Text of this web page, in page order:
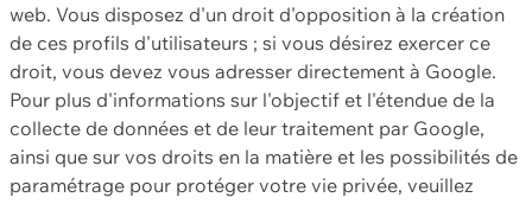
web. Vous disposez d'un droit d'opposition à la création
de ces profils d'utilisateurs ; si vous désirez exercer ce
droit, vous devez vous adresser directement à Google.
Pour plus d'informations sur l'objectif et l'étendue de la
collecte de données et de leur traitement par Google,
ainsi que sur vos droits en la matière et les possibilités de
paramétrage pour protéger votre vie privée, veuillez